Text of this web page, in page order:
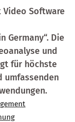
Video Software
Germany“. Die
und
für höchste
umfassenden